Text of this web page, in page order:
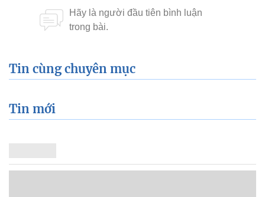
Tin cùng chuyên mục
Tin mới